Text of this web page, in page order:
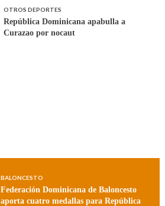
OTROS DEPORTES
República Dominicana apabulla a
Curazao por nocaut
BALONCESTO
Federación Dominicana de Baloncesto
aporta cuatro medallas para República